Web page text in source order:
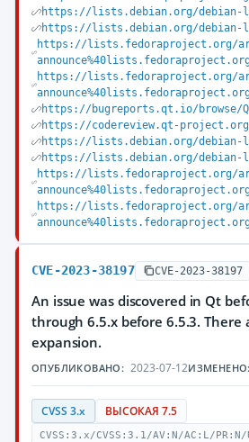
https://lists.debian.org/debian-
https://lists.debian.org/debian-
https://lists.fedoraproject.org/
announce%40lists.fedoraproject.org/
https://lists.fedoraproject.org/
announce%40lists.fedoraproject.org/
https://bugreports.qt.io/browse/
https://codereview.qt-
https://lists.debian.org/debian-
https://lists.debian.org/debian-
https://lists.fedoraproject.org/
announce%40lists.fedoraproject.org/
https://lists.fedoraproject.org/
announce%40lists.fedoraproject.org/
CVE-2023-38197 CVE-2023-38197
An issue was discovered in Qt
through 6.5.x before 6.5.3.
expansion.
ОПУБЛИКОВАНО: 2023-07-12ИЗМЕНЕНО:
CVSS 3.x ВЫСОКАЯ 7.5
CVSS:3.x/CVSS:3.1/AV:N/AC:L/